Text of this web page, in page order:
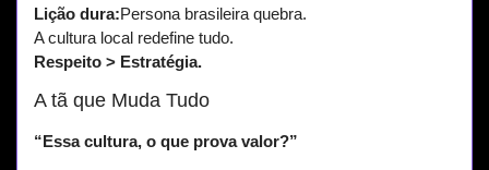
Lição dura:Persona brasileira quebra.
A cultura local redefine tudo.
Respeito > Estratégia.
A tã que Muda Tudo
“Essa cultura, o que prova valor?”